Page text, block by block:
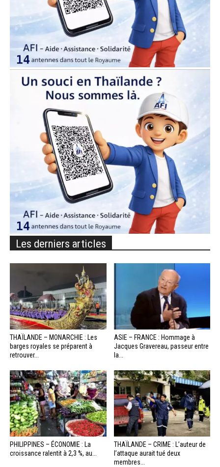
Les derniers articles
THAÏLANDE – MONARCHIE : Les
barges royales se préparent à
retrouver...
ASIE – FRANCE : Hommage à
Jacques Gravereau, passeur entre
la...
PHILIPPINES – ÉCONOMIE : La
croissance ralentit à 2,3 %, au...
THAÏLANDE – CRIME : L’auteur de
l’attaque aurait tué deux
membres...